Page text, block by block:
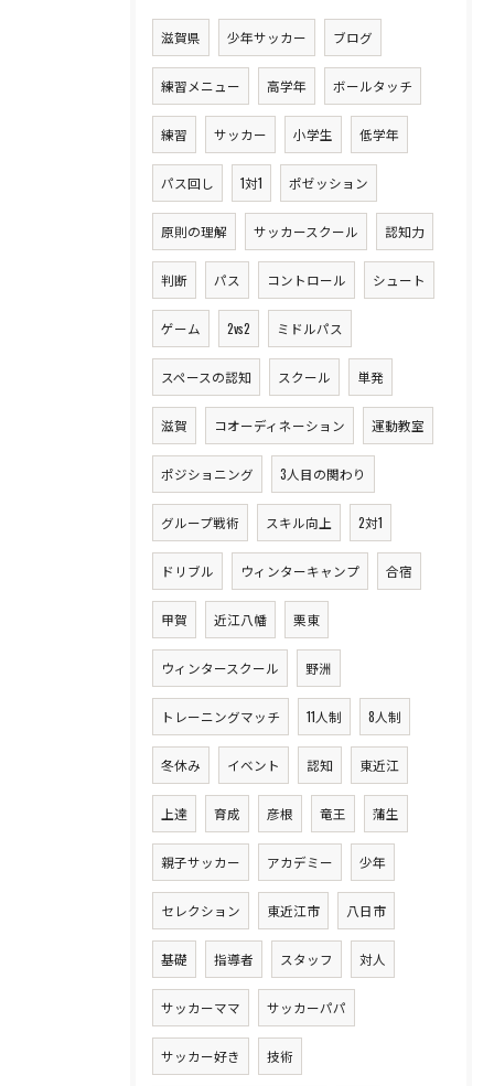
滋賀県 少年サッカー ブログ
練習メニュー 高学年 ボールタッチ
練習 サッカー 小学生 低学年
パス回し 1対1 ポゼッション
原則の理解 サッカースクール 認知力
判断 パス コントロール シュート
ゲーム 2vs2 ミドルパス
スペースの認知 スクール 単発
滋賀 コオーディネーション 運動教室
ポジショニング 3人目の関わり
グループ戦術 スキル向上 2対1
ドリブル ウィンターキャンプ 合宿
甲賀 近江八幡 栗東
ウィンタースクール 野洲
トレーニングマッチ 11人制 8人制
冬休み イベント 認知 東近江
上達 育成 彦根 竜王 蒲生
親子サッカー アカデミー 少年
セレクション 東近江市 八日市
基礎 指導者 スタッフ 対人
サッカーママ サッカーパパ
サッカー好き 技術